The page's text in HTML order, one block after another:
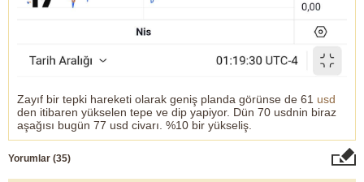
Zayıf bir tepki hareketi olarak geniş planda görünse de 61 usd
den itibaren yükselen tepe ve dip yapiyor. Dün 70 usdnin biraz
aşağısı bugün 77 usd civarı. %10 bir yükseliş.
Yorumlar (35)